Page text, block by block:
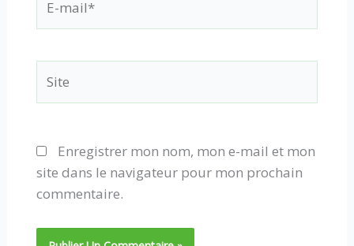
mail*
Enregistrer mon nom, mon e-mail et mon
site dans le navigateur pour mon prochain
commentaire.